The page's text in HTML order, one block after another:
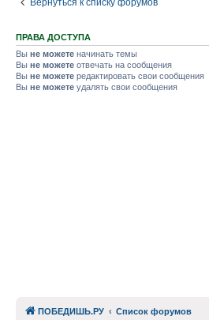
Вернуться к списку форумов
ПРАВА ДОСТУПА
Вы не можете начинать темы
Вы не можете отвечать на сообщения
Вы не можете редактировать свои сообщения
Вы не можете удалять свои сообщения
ПОБЕДИШЬ.РУ Список форумов